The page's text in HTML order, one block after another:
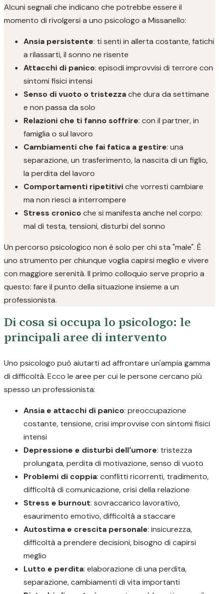
Alcuni segnali che indicano che potrebbe essere il
momento di rivolgersi a uno psicologo a Missanello:
Ansia persistente: ti senti in allerta costante, fatichi
a rilassarti, il sonno ne risente
Attacchi di panico: episodi improvvisi di terrore con
sintomi fisici intensi
Senso di vuoto o tristezzache dura da settimane
e non passa da solo
Relazioni che ti fanno soffrire: con il partner, in
famiglia o sul lavoro
Cambiamenti che fai fatica a gestire: una
separazione, un trasferimento, la nascita di un figlio,
la perdita del lavoro
Comportamenti ripetitiviche vorresti cambiare
ma non riesci a interrompere
Stress cronicoche si manifesta anche nel corpo:
mal di testa, tensioni, disturbi del sonno
Un percorso psicologico non è solo per chi sta "male". È
uno strumento per chiunque voglia capirsi meglio e vivere
con maggiore serenità. Il primo colloquio serve proprio a
questo: fare il punto della situazione insieme a un
professionista.
Di cosa si occupa lo psicologo: le
principali aree di intervento
Uno psicologo può aiutarti ad affrontare un'ampia gamma
di difficoltà. Ecco le aree per cui le persone cercano più
spesso un professionista:
Ansia e attacchi di panico: preoccupazione
costante, tensione, crisi improvvise con sintomi fisici
intensi
Depressione e disturbi dell'umore: tristezza
prolungata, perdita di motivazione, senso di vuoto
Problemi di coppia: conflitti ricorrenti, tradimento,
difficoltà di comunicazione, crisi della relazione
Stress e burnout: sovraccarico lavorativo,
esaurimento emotivo, difficoltà a staccare
Autostima e crescita personale: insicurezza,
difficoltà a prendere decisioni, bisogno di capirsi
meglio
Lutto e perdita: elaborazione di una perdita,
separazione, cambiamenti di vita importanti